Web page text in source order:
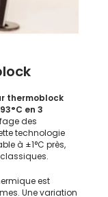
thermoblock
en 3
des
technologie
à ±1°C près,
est
Une variation